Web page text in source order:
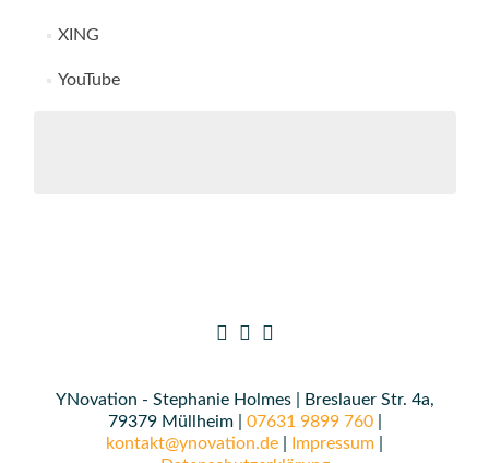
XING
YouTube
YNovation - Stephanie Holmes | Breslauer Str. 4a,
79379 Müllheim | 07631 9899 760|
kontakt@ynovation.de
Impressum